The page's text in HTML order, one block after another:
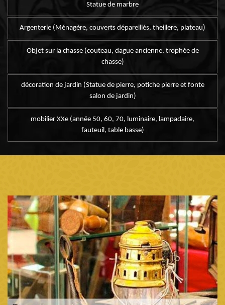
Statue de marbre
Argenterie (Ménagère, couverts dépareillés, theillere, plateau)
Objet sur la chasse (couteau, dague ancienne, trophée de
chasse)
décoration de jardin (Statue de pierre, potiche pierre et fonte
salon de jardin)
mobilier XXe (année 50, 60, 70, luminaire, lampadaire,
fauteuil, table basse)